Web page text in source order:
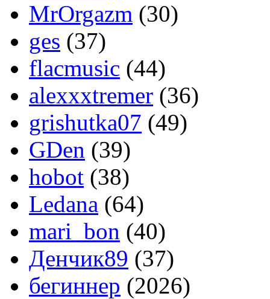
MrOrgazm (30)
ges (37)
flacmusic (44)
alexxxtremer (36)
grishutka07 (49)
GDen (39)
hobot (38)
Ledana (64)
mari_bon (40)
Денчик89 (37)
бегиннер (2026)